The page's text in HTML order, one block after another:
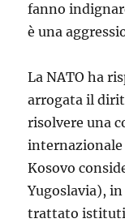
fanno
è una
La NATO ha
arrogata il
risolvere una
Kosovo
Yugoslavia),
trattato